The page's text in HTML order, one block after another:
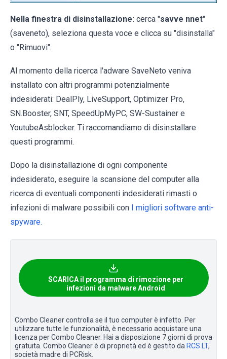
Nella finestra di disinstallazione: cerca "savve nnet"
(saveneto), seleziona questa voce e clicca su "disinstalla"
o "Rimuovi".
Al momento della ricerca l'adware SaveNeto veniva
installato con altri programmi potenzialmente
indesiderati: DealPly, LiveSupport, Optimizer Pro,
SN.Booster, SNT, SpeedUpMyPC, SW-Sustainer e
YoutubeAsblocker. Ti raccomandiamo di disinstallare
questi programmi.
Dopo la disinstallazione di ogni componente
indesiderato, eseguire la scansione del computer alla
ricerca di eventuali componenti indesiderati rimasti o
infezioni di malware possibili con I migliori software anti-
spyware.
SCARICA il programma di rimozione per
infezioni da malware Android
Combo Cleaner controlla se il tuo computer è infetto. Per
utilizzare tutte le funzionalità, è necessario acquistare una
licenza per Combo Cleaner. Hai a disposizione 7 giorni di prova
gratuita. Combo Cleaner è di proprietà ed è gestito da RCS LT,
società madre di PCRisk.